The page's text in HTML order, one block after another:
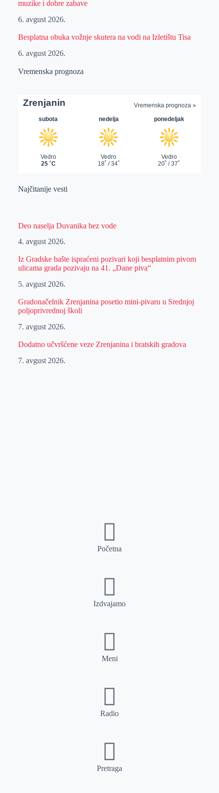
muzike i dobre zabave
6. avgust 2026.
Besplatna obuka vožnje skutera na vodi na Izletištu Tisa
6. avgust 2026.
Vremenska prognoza
Najčitanije vesti
Deo naselja Duvanika bez vode
4. avgust 2026.
Iz Gradske bašte ispraćeni pozivari koji besplatnim pivom
ulicama grada pozivaju na 41. „Dane piva“
5. avgust 2026.
Gradonačelnik Zrenjanina posetio mini-pivaru u Srednjoj
poljoprivrednoj školi
7. avgust 2026.
Dodatno učvršćene veze Zrenjanina i bratskih gradova
7. avgust 2026.
Početna
Izdvajamo
Meni
Radio
Pretraga